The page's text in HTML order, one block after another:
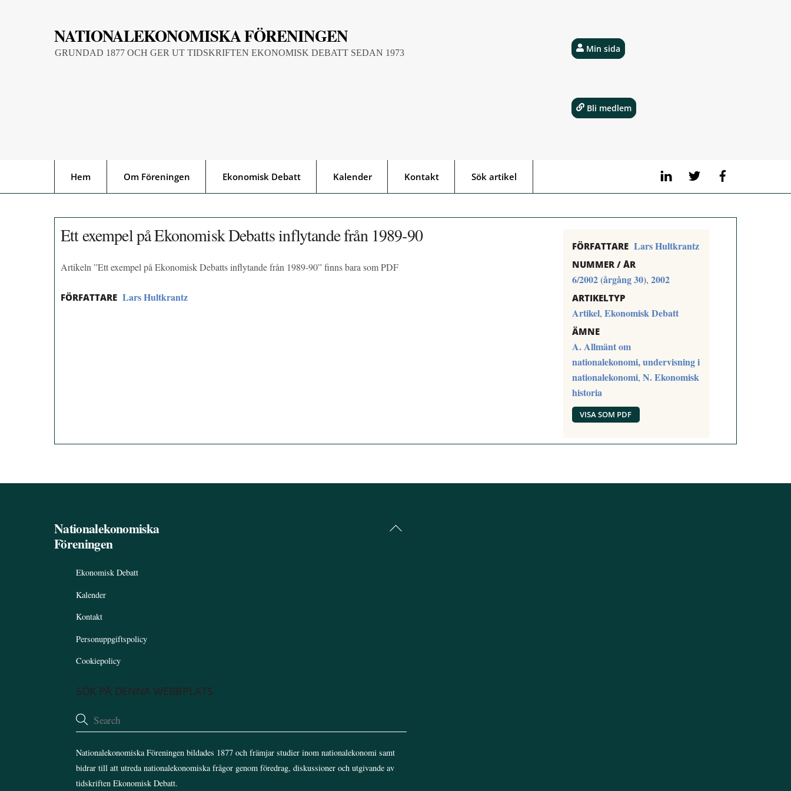
NATIONALEKONOMISKA FÖRENINGEN
GRUNDAD 1877 OCH GER UT TIDSKRIFTEN EKONOMISK DEBATT SEDAN 1973
LinkedIn Twitter
Hem Om Föreningen Ekonomisk Debatt Kalender Kontakt Sök artikel
Min sida
Bli medlem
Ett exempel på Ekonomisk Debatts inflytande från 1989-90
Artikeln ”Ett exempel på Ekonomisk Debatts inflytande från 1989-90” finns bara som PDF
FÖRFATTARE Lars Hultkrantz
FÖRFATTARE Lars Hultkrantz
NUMMER / ÅR
6/2002 (årgång 30), 2002
ARTIKELTYP
Artikel, Ekonomisk Debatt
ÄMNE
A. Allmänt om
nationalekonomi, undervisning i
nationalekonomi, N. Ekonomisk
historia
VISA SOM PDF
Back
Nationalekonomiska
Föreningen
Ekonomisk Debatt
Kalender
Kontakt
Personuppgiftspolicy
Cookiepolicy
SÖK PÅ DENNA WEBBPLATS
Nationalekonomiska Föreningen bildades 1877 och främjar studier inom nationalekonomi samt
bidrar till att utreda nationalekonomiska frågor genom föredrag, diskussioner och utgivande av
tidskriften Ekonomisk Debatt.